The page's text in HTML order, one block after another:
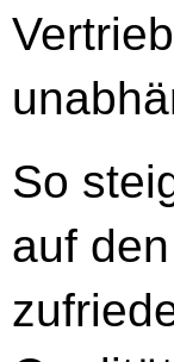
So
auf